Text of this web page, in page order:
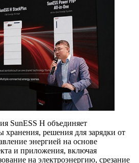
SunESS H объединяет
хранения, решения для зарядки от
энергией на основе
и приложения, включая
на электроэнергию, срезание